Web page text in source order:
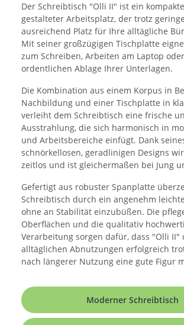
Der Schreibtisch "Olli II" ist ein
gestalteter Arbeitsplatz, der trotz
ausreichend Platz für Ihre alltägliche
Mit seiner großzügigen Tischplatte
zum Schreiben, Arbeiten am Laptop
ordentlichen Ablage Ihrer Unterlagen.
Die Kombination aus einem Korpus in
Nachbildung und einer Tischplatte in
verleiht dem Schreibtisch eine frische
Ausstrahlung, die sich harmonisch in
und Arbeitsbereiche einfügt. Dank
schnörkellosen, geradlinigen Designs
zeitlos und ist gleichermaßen bei Jung
Gefertigt aus robuster Spanplatte
Schreibtisch durch ein angenehm
ohne an Stabilität einzubüßen. Die
Oberflächen und die qualitativ
Verarbeitung sorgen dafür, dass "Olli II"
alltäglichen Abnutzungen erfolgreich
nach längerer Nutzung eine gute Figur
Moderner Schreibtisch